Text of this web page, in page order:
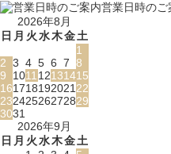
営業日時のご
2026年8月
日 月 火水木金土
1
2 3 4 5 6 7 8
9
101112131415
16171819202122
23242526272829
3031
2026年9月
日 月 火水木金土